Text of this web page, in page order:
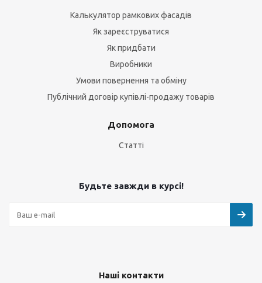
Калькулятор рамкових фасадів
Як зареєструватися
Як придбати
Виробники
Умови повернення та обміну
Публічний договір купівлі-продажу товарів
Допомога
Статті
Будьте завжди в курсі!
Наші контакти